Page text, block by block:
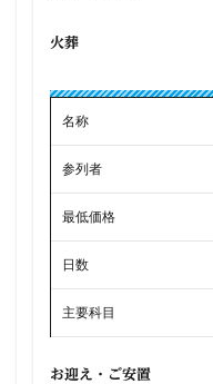
火葬
名称
参列者
最低価格
日数
主要科目
お迎え・ご安置